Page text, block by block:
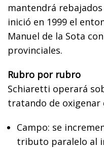
mantendrá
inició en 1999 el
Manuel de la Sota
provinciales.
Rubro por rubro
Schiaretti operará
tratando de oxigenar
Campo: se
tributo paralelo al